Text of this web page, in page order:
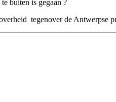
buiten is gegaan ?
tegenover de Antwerpse